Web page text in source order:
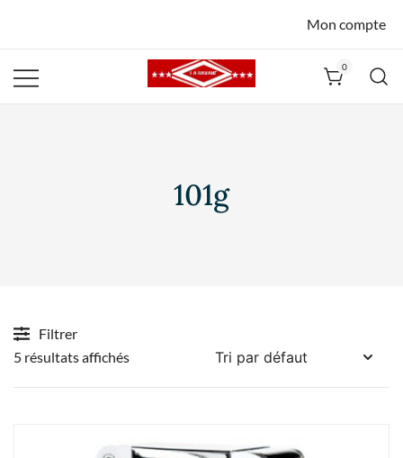
Mon compte
0
101g
Filtrer
5 résultats affichés